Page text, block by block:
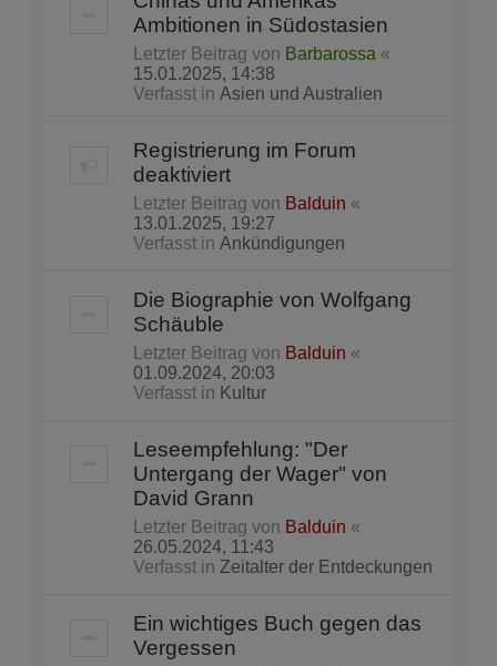
Ambitionen in Südostasien
Letzter Beitrag von Barbarossa «
15.01.2025, 14:38
Verfasst in Asien und Australien
Registrierung im Forum
deaktiviert
Letzter Beitrag von Balduin «
13.01.2025, 19:27
Verfasst in Ankündigungen
Die Biographie von Wolfgang
Schäuble
Letzter Beitrag von Balduin «
01.09.2024, 20:03
Verfasst in Kultur
Leseempfehlung: "Der
Untergang der Wager" von
David Grann
Letzter Beitrag von Balduin «
26.05.2024, 11:43
Verfasst in Zeitalter der Entdeckungen
Ein wichtiges Buch gegen das
Vergessen